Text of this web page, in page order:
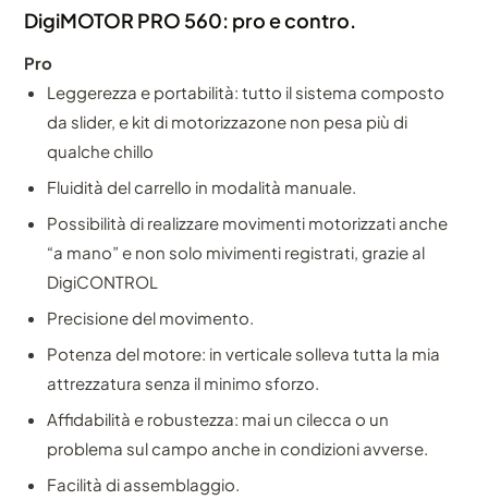
DigiMOTOR PRO 560: pro e contro.
Pro
Leggerezza e portabilità: tutto il sistema composto
da slider, e kit di motorizzazone non pesa più di
qualche chillo
Fluidità del carrello in modalità manuale.
Possibilità di realizzare movimenti motorizzati anche
“a mano” e non solo mivimenti registrati, grazie al
DigiCONTROL
Precisione del movimento.
Potenza del motore: in verticale solleva tutta la mia
attrezzatura senza il minimo sforzo.
Affidabilità e robustezza: mai un cilecca o un
problema sul campo anche in condizioni avverse.
Facilità di assemblaggio.